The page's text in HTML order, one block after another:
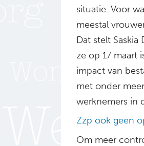
situatie. Voor
meestal
Dat stelt
ze op 17 maart
impact van
met onder
werknemers in
Zzp ook geen
Om meer